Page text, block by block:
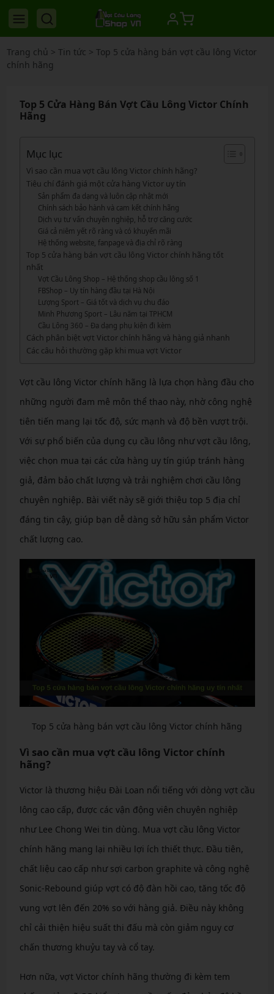
Trang chủ > Tin tức > Top 5 cửa hàng bán vợt cầu lông Victor
chính hãng
Top 5 Cửa Hàng Bán Vợt Cầu Lông Victor Chính
Hãng
Mục lục
Vì sao cần mua vợt cầu lông Victor chính hãng?
Tiêu chí đánh giá một cửa hàng Victor uy tín
Sản phẩm đa dạng và luôn cập nhật mới
Chính sách bảo hành và cam kết chính hãng
Dịch vụ tư vấn chuyên nghiệp, hỗ trợ căng cước
Giá cả niêm yết rõ ràng và có khuyến mãi
Hệ thống website, fanpage và địa chỉ rõ ràng
Top 5 cửa hàng bán vợt cầu lông Victor chính hãng tốt
nhất
Vợt Cầu Lông Shop – Hệ thống shop cầu lông số 1
FBShop – Uy tín hàng đầu tại Hà Nội
Lượng Sport – Giá tốt và dịch vụ chu đáo
Minh Phương Sport – Lâu năm tại TPHCM
Cầu Lông 360 – Đa dạng phụ kiện đi kèm
Cách phân biệt vợt Victor chính hãng và hàng giả nhanh
Các câu hỏi thường gặp khi mua vợt Victor
Vợt cầu lông Victor chính hãng là lựa chọn hàng đầu cho
những người đam mê môn thể thao này, nhờ công nghệ
tiên tiến mang lại tốc độ, sức mạnh và độ bền vượt trội.
Với sự phổ biến của dụng cụ cầu lông như vợt cầu lông,
việc chọn mua tại các cửa hàng uy tín giúp tránh hàng
giả, đảm bảo chất lượng và trải nghiệm chơi cầu lông
chuyên nghiệp. Bài viết này sẽ giới thiệu top 5 địa chỉ
đáng tin cậy, giúp bạn dễ dàng sở hữu sản phẩm Victor
chất lượng cao.
Top 5 cửa hàng bán vợt cầu lông Victor chính hãng
Vì sao cần mua vợt cầu lông Victor chính
hãng?
Victor là thương hiệu Đài Loan nổi tiếng với dòng vợt cầu
lông cao cấp, được các vận động viên chuyên nghiệp
như Lee Chong Wei tin dùng. Mua vợt cầu lông Victor
chính hãng mang lại nhiều lợi ích thiết thực. Đầu tiên,
chất liệu cao cấp như sợi carbon graphite và công nghệ
Sonic-Rebound giúp vợt có độ đàn hồi cao, tăng tốc độ
vung vợt lên đến 20% so với hàng giả. Điều này không
chỉ cải thiện hiệu suất thi đấu mà còn giảm nguy cơ
chấn thương khuỷu tay và cổ tay.
Hơn nữa, vợt Victor chính hãng thường đi kèm tem